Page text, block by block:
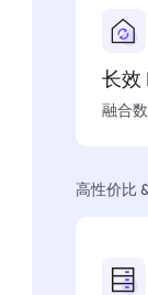
长效
融合
高性价比